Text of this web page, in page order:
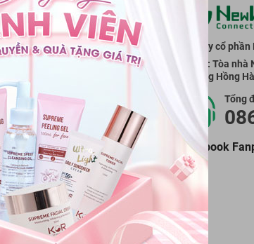
PHƯƠNG THỨC THANH TOÁN
PHƯƠNG THỨC VẬN CHUYỂN
Công ty cổ
Trụ sở: Tòa
phường Hồng
Tổng
Facebook